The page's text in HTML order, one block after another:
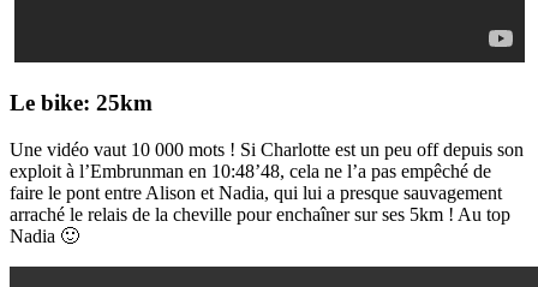
Le bike: 25km
Une vidéo vaut 10 000 mots ! Si Charlotte est un peu off depuis son
exploit à l’Embrunman en 10:48’48, cela ne l’a pas empêché de
faire le pont entre Alison et Nadia, qui lui a presque sauvagement
arraché le relais de la cheville pour enchaîner sur ses 5km ! Au top
Nadia 🙂